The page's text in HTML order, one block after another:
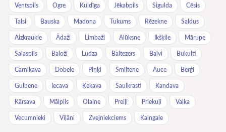
Ventspils Ogre Kuldīga Jēkabpils Sigulda Cēsis
Talsi Bauska Madona Tukums Rēzekne Saldus
Aizkraukle Ādaži Limbaži Alūksne Ikšķile Mārupe
Salaspils Baloži Ludza Baltezers Balvi Bukulti
Carnikava Dobele Piņķi Smiltene Auce Berģi
Gulbene Iecava Ķekava Saulkrasti Kandava
Kārsava Mālpils Olaine Preiļi Priekuļi Valka
Vecumnieki Viļāni Zvejniekciems Kalngale